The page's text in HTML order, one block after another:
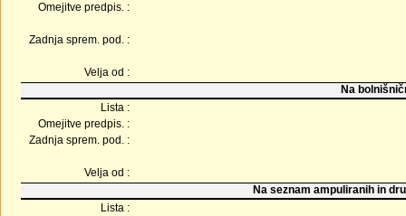
Omejitve predpis. :
Zadnja sprem. pod. :
Velja od :
Na
Lista :
Omejitve predpis. :
Zadnja sprem. pod. :
Velja od :
Na seznam ampuliranih in
Lista :